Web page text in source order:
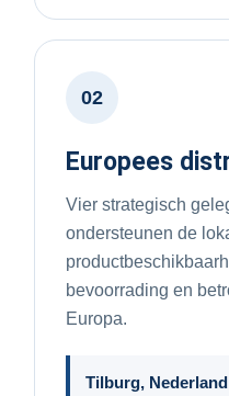
02
Europees
Vier strategisch
ondersteunen de
bevoorrading en
Europa.
Tilburg, Nederland